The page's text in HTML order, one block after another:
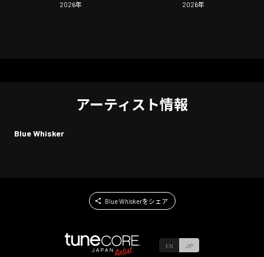
2026年 2026年
アーティスト情報
Blue Whisker
Blue Whiskerをシェア
EN JP